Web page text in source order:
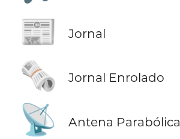
📰 Jornal
🗞️ Jornal Enrolado
📡 Antena Parabólica